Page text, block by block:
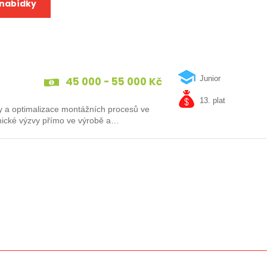
45 000 - 55 000 Kč
optimalizace montážních procesů ve
výzvy přímo ve výrobě a
Junior
13. plat